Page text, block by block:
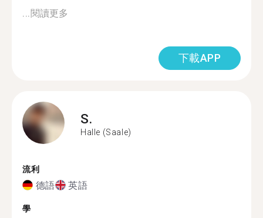
...閱讀更多
下載APP
S.
Halle (Saale)
流利
德語 英語
學